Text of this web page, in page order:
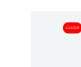
محدث